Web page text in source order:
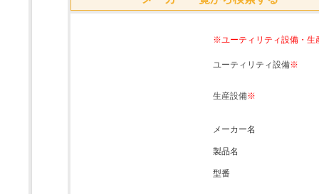
※ユーティリティ設備・生
ユーティリティ設備※
生産設備※
メーカー名
製品名
型番